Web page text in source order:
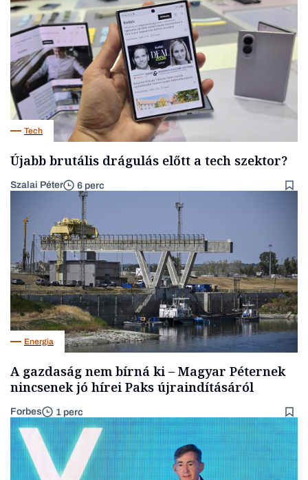
Tech
Újabb brutális drágulás előtt a tech szektor?
Szalai Péter 6 perc
Energia
A gazdaság nem bírná ki – Magyar Péternek
nincsenek jó hírei Paks újraindításáról
Forbes 1 perc